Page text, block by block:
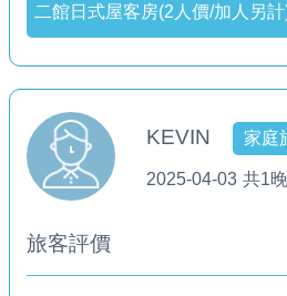
二館日式屋客房(2人價/加人另
KEVIN 家庭
2025-04-03 共1晚
旅客評價